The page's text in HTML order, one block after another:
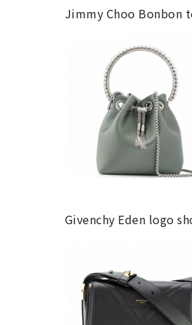
Jimmy Choo Bonbon
Givenchy Eden logo